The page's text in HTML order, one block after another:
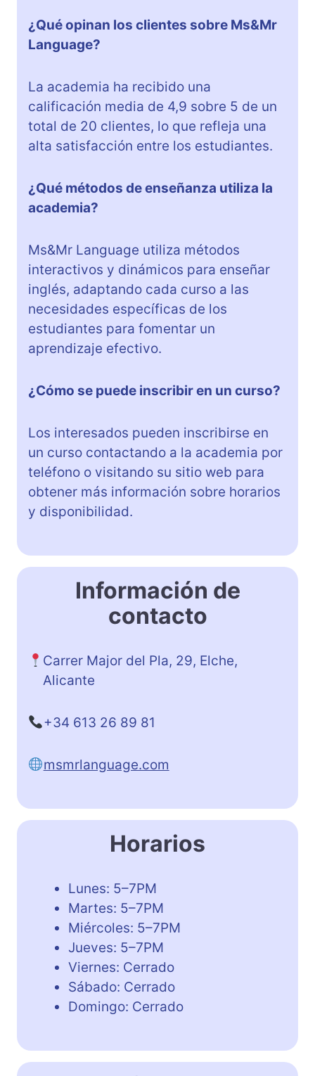
¿Qué opinan los clientes sobre Ms&Mr
Language?
La academia ha recibido una
calificación media de 4,9 sobre 5 de un
total de 20 clientes, lo que refleja una
alta satisfacción entre los estudiantes.
¿Qué métodos de enseñanza utiliza la
academia?
Ms&Mr Language utiliza métodos
interactivos y dinámicos para enseñar
inglés, adaptando cada curso a las
necesidades específicas de los
estudiantes para fomentar un
aprendizaje efectivo.
¿Cómo se puede inscribir en un curso?
Los interesados pueden inscribirse en
un curso contactando a la academia por
teléfono o visitando su sitio web para
obtener más información sobre horarios
y disponibilidad.
Información de
contacto
Carrer Major del Pla, 29, Elche,
Alicante
+34 613 26 89 81
msmrlanguage.com
Horarios
Lunes: 5–7PM
Martes: 5–7PM
Miércoles: 5–7PM
Jueves: 5–7PM
Viernes: Cerrado
Sábado: Cerrado
Domingo: Cerrado